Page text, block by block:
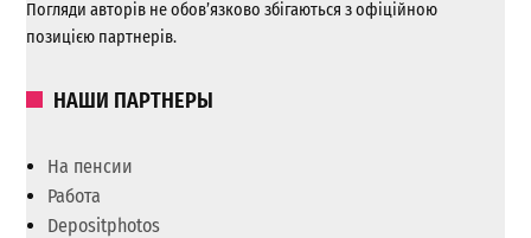
Погляди авторів не обов’язково збігаються з офіційною
позицією партнерів.
НАШИ ПАРТНЕРЫ
На пенсии
Работа
Depositphotos